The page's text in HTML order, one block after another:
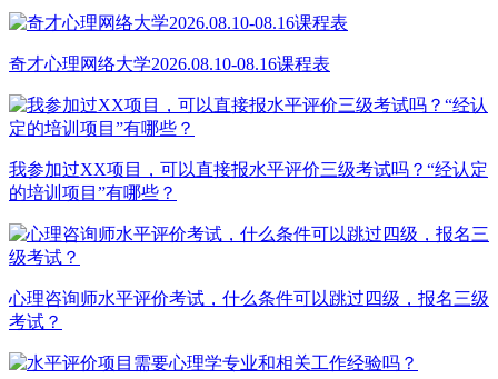
奇才心理网络大学2026.08.10-08.16课程表
我参加过XX项目，可以直接报水平评价三级考试吗？“经认定
的培训项目”有哪些？
心理咨询师水平评价考试，什么条件可以跳过四级，报名三级
考试？